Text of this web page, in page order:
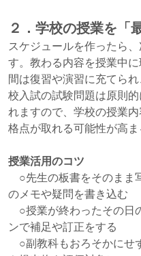
２．学校の授業を「
スケジュールを作ったら
す。教わる内容を授業中
間は復習や演習に充てら
校入試の試験問題は原則
れますので、学校の授業
格点が取れる可能性が高ま
授業活用のコツ
○先生の板書をそのまま
のメモや疑問を書き込む
○授業が終わったその日
ンで補足や訂正をする
○副教科もおろそかにせ